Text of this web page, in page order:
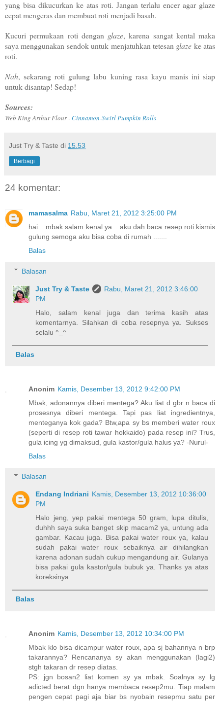
yang bisa dikucurkan ke atas roti. Jangan terlalu encer agar glaze
cepat mengeras dan membuat roti menjadi basah.
Kucuri permukaan roti dengan glaze, karena sangat kental maka
saya menggunakan sendok untuk menjatuhkan tetesan glaze ke atas
roti.
Nah, sekarang roti gulung labu kuning rasa kayu manis ini siap
untuk disantap! Sedap!
Sources:
Web King Arthur Flour -Cinnamon-Swirl Pumpkin Rolls
Just Try & Taste di 15.53
Berbagi
24 komentar:
mamasalma Rabu, Maret 21, 2012 3:25:00 PM
hai... mbak salam kenal ya... aku dah baca resep roti kismis
gulung semoga aku bisa coba di rumah .......
Balas
Balasan
Just Try & Taste
Rabu, Maret 21, 2012 3:46:00
PM
Halo, salam kenal juga dan terima kasih atas
komentarnya. Silahkan di coba resepnya ya. Sukses
selalu ^_^
Balas
Anonim Kamis, Desember 13, 2012 9:42:00 PM
Mbak, adonannya diberi mentega? Aku liat d gbr n baca di
prosesnya diberi mentega. Tapi pas liat ingredientnya,
menteganya kok gada? Btw,apa sy bs memberi water roux
(seperti di resep roti tawar hokkaido) pada resep ini? Trus,
gula icing yg dimaksud, gula kastor/gula halus ya? -Nurul-
Balas
Balasan
Endang Indriani Kamis, Desember 13, 2012 10:36:00
PM
Halo jeng, yep pakai mentega 50 gram, lupa ditulis,
duhhh saya suka banget skip macam2 ya, untung ada
gambar. Kacau juga. Bisa pakai water roux ya, kalau
sudah pakai water roux sebaiknya air dihilangkan
karena adonan sudah cukup mengandung air. Gulanya
bisa pakai gula kastor/gula bubuk ya. Thanks ya atas
koreksinya.
Balas
Anonim Kamis, Desember 13, 2012 10:34:00 PM
Mbak klo bisa dicampur water roux, apa sj bahannya n brp
takarannya? Rencananya sy akan menggunakan (lagi2)
stgh takaran dr resep diatas.
PS: jgn bosan2 liat komen sy ya mbak. Soalnya sy lg
adicted berat dgn hanya membaca resep2mu. Tiap malam
pengen cepat pagi aja biar bs nyobain resepmu satu per